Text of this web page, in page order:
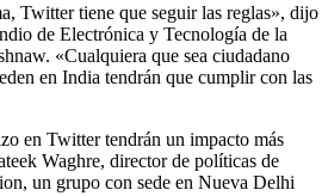
Twitter tiene que seguir las reglas», dijo
de Electrónica y Tecnología de la
«Cualquiera que sea ciudadano
en India tendrán que cumplir con las
en Twitter tendrán un impacto más
Waghre, director de políticas de
un grupo con sede en Nueva Delhi